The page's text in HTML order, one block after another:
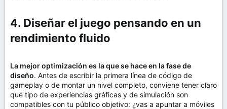
4. Diseñar el juego pensando en un
rendimiento fluido​
La mejor optimización es la que se hace en la fase de
diseño. Antes de escribir la primera línea de código de
gameplay o de montar un nivel completo, conviene tener claro
qué tipo de experiencias gráficas y de simulación son
compatibles con tu público objetivo: ¿vas a apuntar a móviles